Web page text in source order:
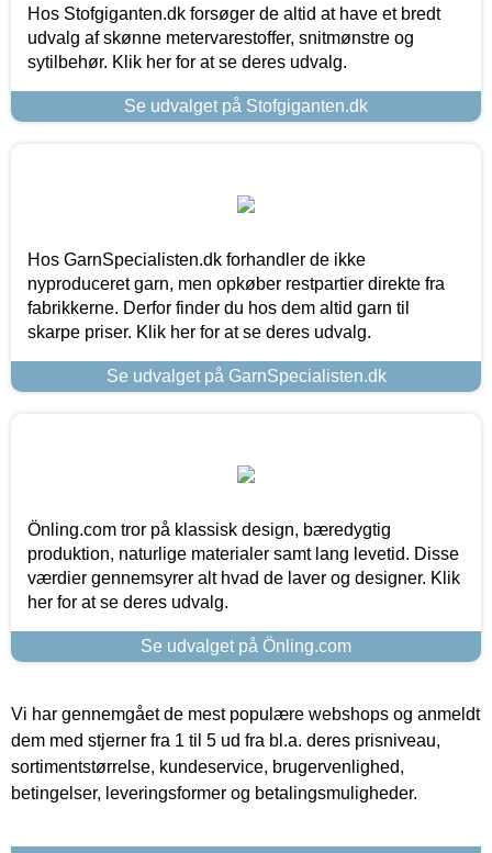
Hos Stofgiganten.dk forsøger de altid at have et bredt
udvalg af skønne metervarestoffer, snitmønstre og
sytilbehør. Klik her for at se deres udvalg.
Se udvalget på Stofgiganten.dk
Hos GarnSpecialisten.dk forhandler de ikke
nyproduceret garn, men opkøber restpartier direkte fra
fabrikkerne. Derfor finder du hos dem altid garn til
skarpe priser. Klik her for at se deres udvalg.
Se udvalget på GarnSpecialisten.dk
Önling.com tror på klassisk design, bæredygtig
produktion, naturlige materialer samt lang levetid. Disse
værdier gennemsyrer alt hvad de laver og designer. Klik
her for at se deres udvalg.
Se udvalget på Önling.com
Vi har gennemgået de mest populære webshops og anmeldt
dem med stjerner fra 1 til 5 ud fra bl.a. deres prisniveau,
sortimentstørrelse, kundeservice, brugervenlighed,
betingelser, leveringsformer og betalingsmuligheder.